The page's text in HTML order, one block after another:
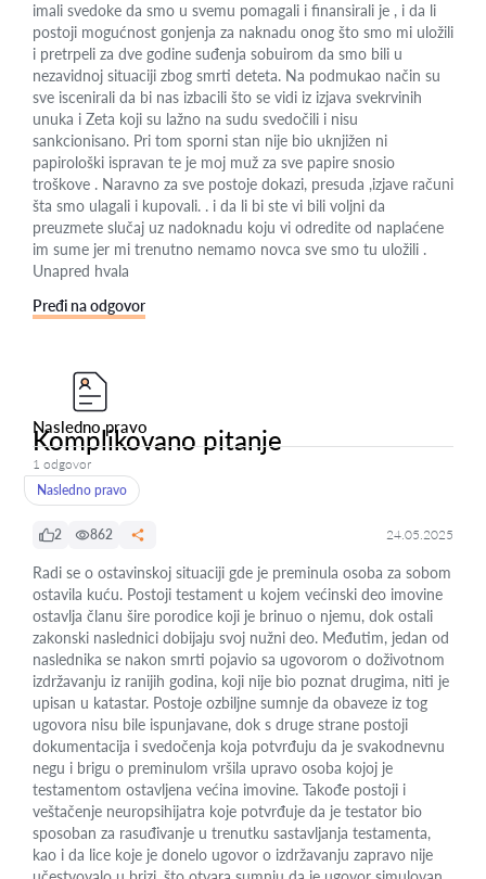
imali svedoke da smo u svemu pomagali i finansirali je , i da li
postoji mogućnost gonjenja za naknadu onog što smo mi uložili
i pretrpeli za dve godine suđenja sobuirom da smo bili u
nezavidnoj situaciji zbog smrti deteta. Na podmukao način su
sve iscenirali da bi nas izbacili što se vidi iz izjava svekrvinih
unuka i Zeta koji su lažno na sudu svedočili i nisu
sankcionisano. Pri tom sporni stan nije bio uknjižen ni
papirološki ispravan te je moj muž za sve papire snosio
troškove . Naravno za sve postoje dokazi, presuda ,izjave računi
šta smo ulagali i kupovali. . i da li bi ste vi bili voljni da
preuzmete slučaj uz nadoknadu koju vi odredite od naplaćene
im sume jer mi trenutno nemamo novca sve smo tu uložili .
Unapred hvala
Pređi na odgovor
Nasledno pravo
Komplikovano pitanje
1 odgovor
Nasledno pravo
2 862 24.05.2025
Radi se o ostavinskoj situaciji gde je preminula osoba za sobom
ostavila kuću. Postoji testament u kojem većinski deo imovine
ostavlja članu šire porodice koji je brinuo o njemu, dok ostali
zakonski naslednici dobijaju svoj nužni deo. Međutim, jedan od
naslednika se nakon smrti pojavio sa ugovorom o doživotnom
izdržavanju iz ranijih godina, koji nije bio poznat drugima, niti je
upisan u katastar. Postoje ozbiljne sumnje da obaveze iz tog
ugovora nisu bile ispunjavane, dok s druge strane postoji
dokumentacija i svedočenja koja potvrđuju da je svakodnevnu
negu i brigu o preminulom vršila upravo osoba kojoj je
testamentom ostavljena većina imovine. Takođe postoji i
veštačenje neuropsihijatra koje potvrđuje da je testator bio
sposoban za rasuđivanje u trenutku sastavljanja testamenta,
kao i da lice koje je donelo ugovor o izdržavanju zapravo nije